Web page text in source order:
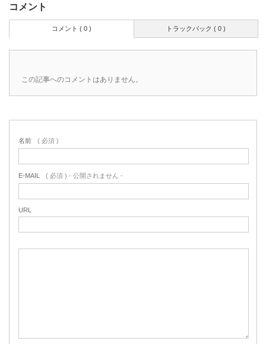
コメント
トラックバック ( 0 )
コメント ( 0 )
この記事へのコメントはありません。
名前 ( 必須 )
E-MAIL ( 必須 ) - 公開されません -
URL